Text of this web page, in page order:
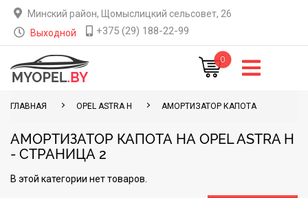
Минский район, Щомыслицкий сельсовет, 26
Выходной
+375 (29) 188-22-99
0
ГЛАВНАЯ OPEL ASTRA H АМОРТИЗАТОР КАПОТА
АМОРТИЗАТОР КАПОТА НА OPEL ASTRA H
- СТРАНИЦА 2
В этой категории нет товаров.